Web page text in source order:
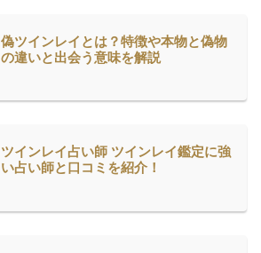
偽ツインレイとは？特徴や本物と偽物
の違いと出会う意味を解説
ツインレイ占い師 ツインレイ鑑定に強
い占い師と口コミを紹介！